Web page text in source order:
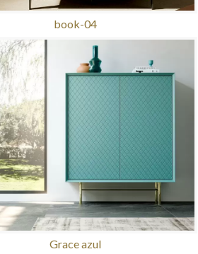
book-04
Grace azul